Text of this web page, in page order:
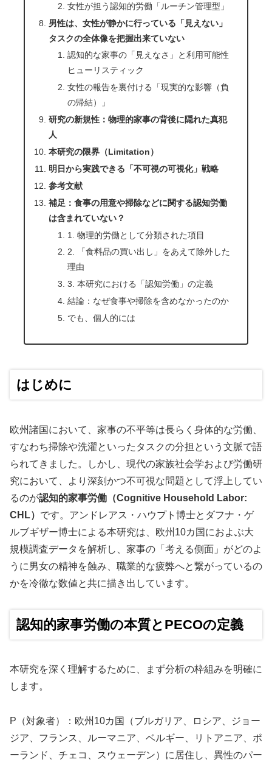
女性が担う認知的労働「ルーチン管理型」
男性は、女性が静かに行っている「見えない」
タスクの全体像を把握出来ていない
認知的な家事の「見えなさ」と利用可能性
ヒューリスティック
女性の報告を裏付ける「現実的な影響（負
の帰結）」
研究の新規性：物理的家事の背後に隠れた真犯
人
本研究の限界（Limitation）
明日から実践できる「不可視の可視化」戦略
参考文献
補足：食事の用意や掃除などに関する認知労働
は含まれていない？
1. 物理的労働として分類された項目
2. 「食料品の買い出し」をあえて除外した
理由
3. 本研究における「認知労働」の定義
結論：なぜ食事や掃除を含めなかったのか
でも、個人的には
はじめに
欧州諸国において、家事の不平等は長らく身体的な労働、
すなわち掃除や洗濯といったタスクの分担という文脈で語
られてきました。しかし、現代の家族社会学および労働研
究において、より深刻かつ不可視な問題として浮上してい
るのが認知的家事労働（Cognitive Household Labor:
CHL） です。アンドレアス・ハウプト博士とダフナ・ゲ
ルブギザー博士による本研究は、欧州10カ国におよぶ大
規模調査データを解析し、家事の「考える側面」がどのよ
うに男女の精神を蝕み、職業的な疲弊へと繋がっているの
かを冷徹な数値と共に描き出しています。
認知的家事労働の本質とPECOの定義
本研究を深く理解するために、まず分析の枠組みを明確に
します。
P（対象者）：欧州10カ国（ブルガリア、ロシア、ジョー
ジア、フランス、ルーマニア、ベルギー、リトアニア、ポ
ーランド、チェコ、スウェーデン）に居住し、異性のパー